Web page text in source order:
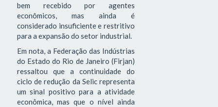
bem recebido por agentes
econômicos, mas ainda é
considerado insuficiente e restritivo
para a expansão do setor industrial.
Em nota, a Federação das Indústrias
do Estado do Rio de Janeiro (Firjan)
ressaltou que a continuidade do
ciclo de redução da Selic representa
um sinal positivo para a atividade
econômica, mas que o nível ainda